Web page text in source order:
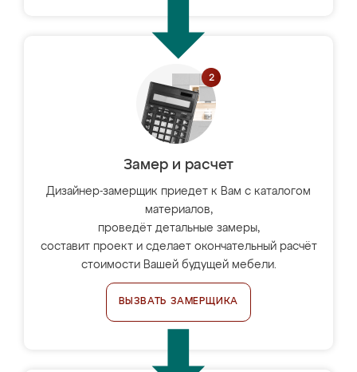
Замер и расчет
Дизайнер-замерщик приедет к Вам с каталогом
материалов,
проведёт детальные замеры,
составит проект и сделает окончательный расчёт
стоимости Вашей будущей мебели.
ВЫЗВАТЬ ЗАМЕРЩИКА